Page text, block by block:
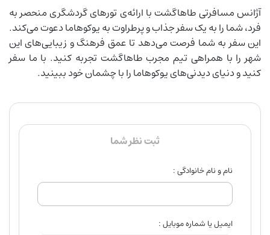
آژانس مسافرتی طاها‌گشت با ارائه‌ی تور‌های گردشگری منحصر به
فرد، شما را به یک سفر جذاب و پرطراوت به یوکوهاما دعوت می‌کند.
این سفر به شما فرصت می‌دهد تا عمق فرهنگ و زیبایی‌های این
شهر را با همراهی تیم مجرب طاها‌گشت تجربه کنید. با ما سفر
کنید و دنیای دیدنی‌های یوکوهاما را با چشمان خود ببینید.
ثبت نظر شما
نام و نام خانوادگی :
ایمیل یا شماره موبایل :